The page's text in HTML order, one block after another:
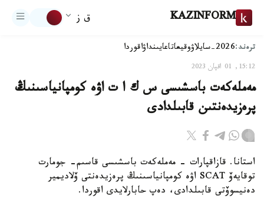
KAZINFORM ق ز
ترەند:2026-سايلاۋ وقيعاتاعايىنداۋاقوردا
15:12, 01 اقپان 2023
مەملەكەت باسشىسى س ك ا ت اۋە كومپانياسىنىڭ
پرەزيدەنتىن قابىلدادى
استانا. قازاقپارات - مەملەكەت باسشىسى قاسىم- جومارت
توقايەۆ SCAT اۋە كومپانياسىنىڭ پرەزيدەنتى ۆلاديمير
دەنيسوۆتى قابىلدادى، دەپ حابارلايدى اقوردا.